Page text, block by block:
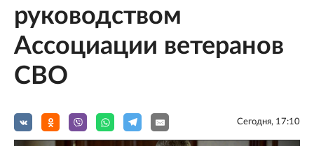
руководством
Ассоциации ветеранов
СВО
Сегодня, 17:10